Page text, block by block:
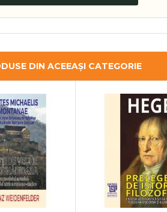
DIN ACEEAȘI CATEGORIE